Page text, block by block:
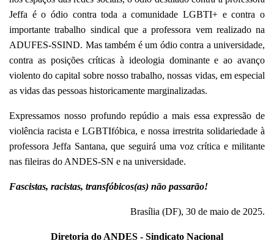
Jeffa é o ódio contra toda a comunidade LGBTI+ e contra o
importante trabalho sindical que a professora vem realizado na
ADUFES-SSIND. Mas também é um ódio contra a universidade,
contra as posições críticas à ideologia dominante e ao avanço
violento do capital sobre nosso trabalho, nossas vidas, em especial
as vidas das pessoas historicamente marginalizadas.
Expressamos nosso profundo repúdio a mais essa expressão de
violência racista e LGBTIfóbica, e nossa irrestrita solidariedade à
professora Jeffa Santana, que seguirá uma voz crítica e militante
nas fileiras do ANDES-SN e na universidade.
Fascistas, racistas, transfóbicos(as) não passarão!
Brasília (DF), 30 de maio de 2025.
Diretoria do ANDES - Sindicato Nacional